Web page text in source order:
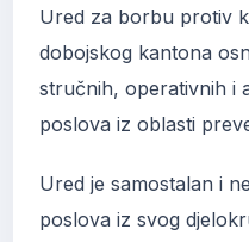
Ured za borbu protiv
dobojskog kantona
stručnih, operativnih i
poslova iz oblasti
Ured je samostalan i
poslova iz svog